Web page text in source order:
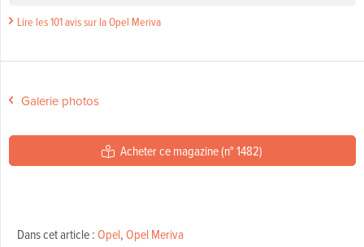
Lire les 101 avis sur la Opel Meriva
Galerie photos
Acheter ce magazine (n° 1482)
Dans cet article :Opel,Opel Meriva